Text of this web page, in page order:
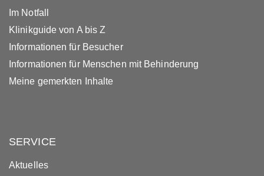
Im Notfall
Klinikguide von A bis Z
Informationen für Besucher
Informationen für Menschen mit Behinderung
Meine gemerkten Inhalte
SERVICE
Aktuelles